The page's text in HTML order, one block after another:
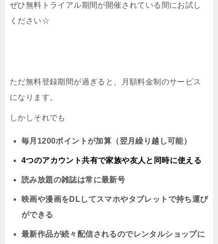
ぜひ無料トライアル期間が開催されている間にお試し
ください☆
ただ無料登録期間が過ぎると、月額料金制のサービス
になります。
しかしそれでも
毎月1200ポイントが加算（翌月繰り越し可能）
4つのアカウント共有で家族や友人と同時に使える
読み放題の雑誌は常に最新号
映画や漫画をDLしてスマホやタブレットで持ち運び
ができる
最新作品が続々配信されるのでレンタルショップに